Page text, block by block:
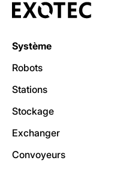
Système
Robots
Stations
Stockage
Exchanger
Convoyeurs